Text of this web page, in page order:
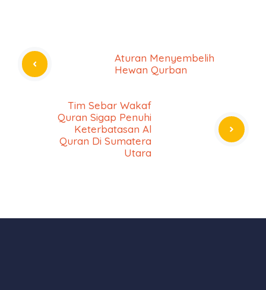
Aturan Menyembelih
Hewan Qurban
Tim Sebar Wakaf
Quran Sigap Penuhi
Keterbatasan Al
Quran Di Sumatera
Utara